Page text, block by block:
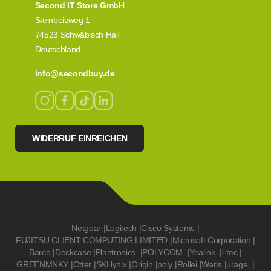
Second IT Store GmbH
Steinbeisweg 1
74523 Schwäbisch Hall
Deutschland
info@secondbuy.de
WIDERRUF EINREICHEN
Netgear |Logitech |Cisco Systems |
FUJITSU CLIENT COMPUTING LIMITED |Microsoft Corporation |
Barco |Dockcase |Plantronics |POLYCOM |Yealink |i-tec |
GREENMNKY |Otter |SKHynix |Origin |poly |Rollei |Waris |urage |